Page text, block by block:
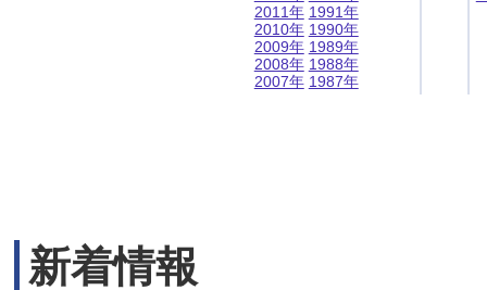
2011年
2010年
2009年
2008年
2007年
1991年
1990年
1989年
1988年
1987年
新着情報